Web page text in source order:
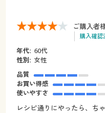
ご購入者
購入確認
年代: 60代
性別: 女性
品質
お買い得感
使いやすさ
レシピ通りにやったら、ち